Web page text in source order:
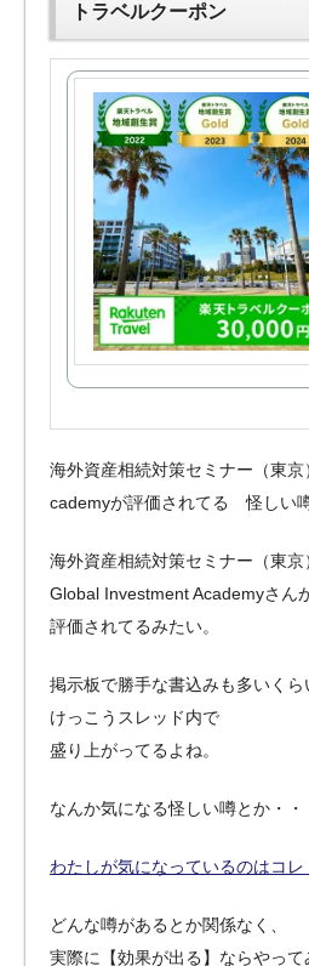
トラベルクーポン
海外資産相続対策セミナー（東
cademyが評価されてる 怪しい
海外資産相続対策セミナー（東京
Global Investment Academyさん
評価されてるみたい。
掲示板で勝手な書込みも多いくら
けっこうスレッド内で
盛り上がってるよね。
なんか気になる怪しい噂とか・・
わたしが気になっているのはコレ
どんな噂があるとか関係なく、
実際に【効果が出る】ならやって